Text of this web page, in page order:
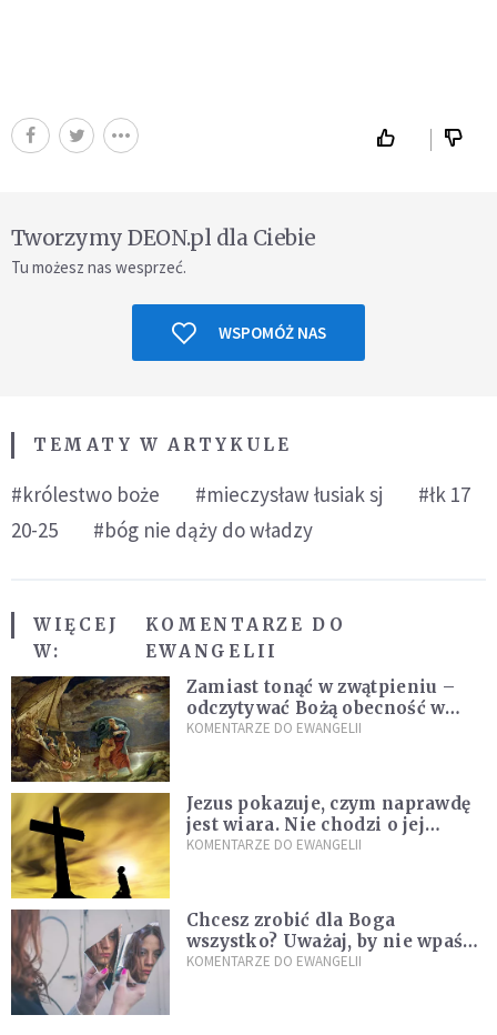
Tworzymy DEON.pl dla Ciebie
Tu możesz nas wesprzeć.
WSPOMÓŻ NAS
TEMATY W ARTYKULE
#królestwo boże #mieczysław łusiak sj
#łk 17
20-25
#bóg nie dąży do władzy
WIĘCEJ
W:
KOMENTARZE DO
EWANGELII
Zamiast tonąć w zwątpieniu –
odczytywać Bożą obecność w
burzach codziennego życia
KOMENTARZE DO EWANGELII
Jezus pokazuje, czym naprawdę
jest wiara. Nie chodzi o jej
wielkość
KOMENTARZE DO EWANGELII
Chcesz zrobić dla Boga
wszystko? Uważaj, by nie wpaść
w groźną pułapkę
KOMENTARZE DO EWANGELII